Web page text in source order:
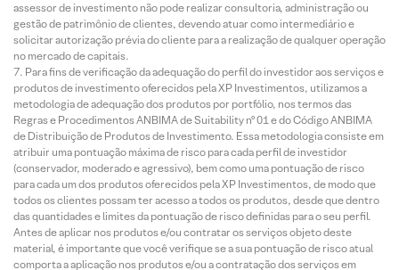
assessor de investimento não pode realizar consultoria, administração ou
gestão de patrimônio de clientes, devendo atuar como intermediário e
solicitar autorização prévia do cliente para a realização de qualquer operação
no mercado de capitais.
Para fins de verificação da adequação do perfil do investidor aos serviços e
produtos de investimento oferecidos pela XP Investimentos, utilizamos a
metodologia de adequação dos produtos por portfólio, nos termos das
Regras e Procedimentos ANBIMA de Suitability nº 01 e do Código ANBIMA
de Distribuição de Produtos de Investimento. Essa metodologia consiste em
atribuir uma pontuação máxima de risco para cada perfil de investidor
(conservador, moderado e agressivo), bem como uma pontuação de risco
para cada um dos produtos oferecidos pela XP Investimentos, de modo que
todos os clientes possam ter acesso a todos os produtos, desde que dentro
das quantidades e limites da pontuação de risco definidas para o seu perfil.
Antes de aplicar nos produtos e/ou contratar os serviços objeto deste
material, é importante que você verifique se a sua pontuação de risco atual
comporta a aplicação nos produtos e/ou a contratação dos serviços em